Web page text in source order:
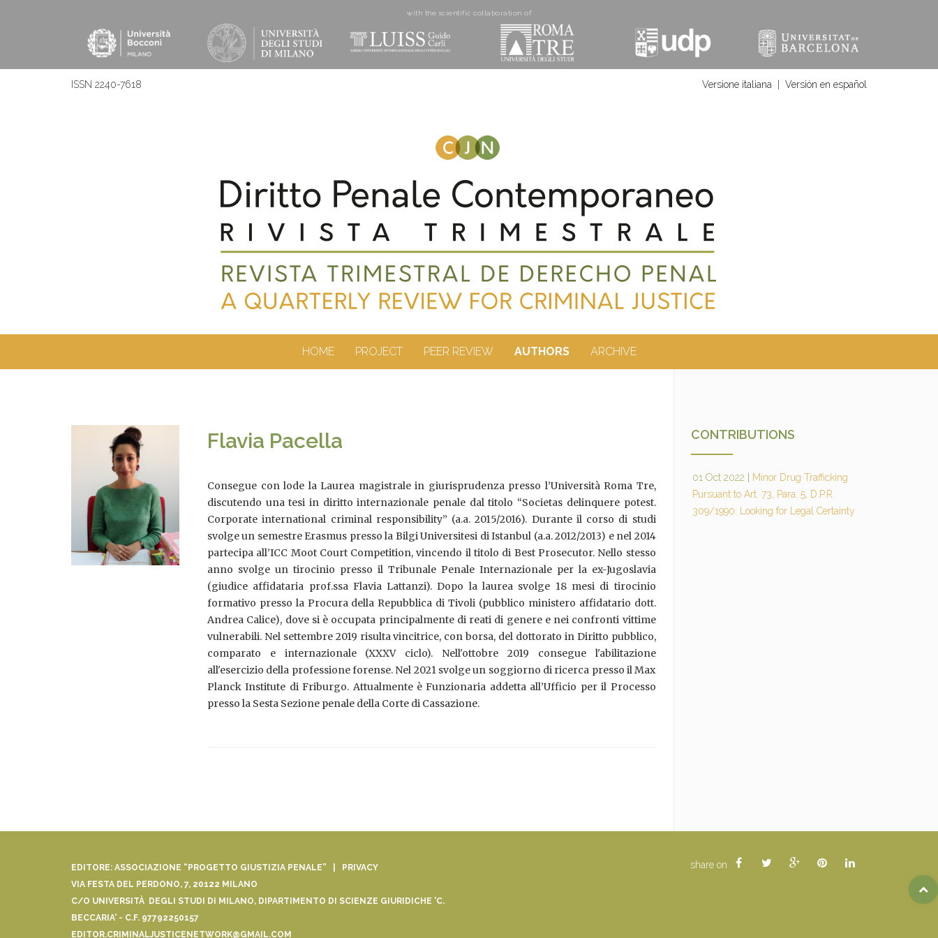
with the scientific collaboration of
ISSN 2240-7618 Versione italiana Versión en español
HOME PROJECT PEER REVIEW AUTHORS ARCHIVE
Flavia Pacella
Consegue con lode la Laurea magistrale in giurisprudenza presso l’Università Roma Tre,
discutendo una tesi in diritto internazionale penale dal titolo “Societas delinquere potest.
Corporate international criminal responsibility” (a.a. 2015/2016). Durante il corso di studi
svolge un semestre Erasmus presso la Bilgi Universitesi di Istanbul (a.a. 2012/2013) e nel 2014
partecipa all’ICC Moot Court Competition, vincendo il titolo di Best Prosecutor. Nello stesso
anno svolge un tirocinio presso il Tribunale Penale Internazionale per la ex-Jugoslavia
(giudice affidataria prof.ssa Flavia Lattanzi). Dopo la laurea svolge 18 mesi di tirocinio
formativo presso la Procura della Repubblica di Tivoli (pubblico ministero affidatario dott.
Andrea Calice), dove si è occupata principalmente di reati di genere e nei confronti vittime
vulnerabili. Nel settembre 2019 risulta vincitrice, con borsa, del dottorato in Diritto pubblico,
comparato e internazionale (XXXV ciclo). Nell'ottobre 2019 consegue l'abilitazione
all'esercizio della professione forense. Nel 2021 svolge un soggiorno di ricerca presso il Max
Planck Institute di Friburgo. Attualmente è Funzionaria addetta all’Ufficio per il Processo
presso la Sesta Sezione penale della Corte di Cassazione.
CONTRIBUTIONS
01 Oct 2022
Minor Drug Trafficking
Pursuant to Art. 73, Para. 5, D.P.R.
309/1990: Looking for Legal Certainty
EDITORE: ASSOCIAZIONE “PROGETTO GIUSTIZIA PENALE” |
PRIVACY
VIA FESTA DEL PERDONO, 7, 20122 MILANO
C/O UNIVERSITÀ DEGLI STUDI DI MILANO, DIPARTIMENTO DI SCIENZE GIURIDICHE 'C.
BECCARIA' - C.F. 97792250157
EDITOR.CRIMINALJUSTICENETWORK@GMAIL.COM
share on